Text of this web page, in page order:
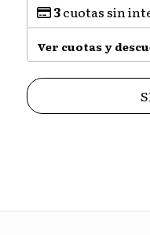
3cuotas sin
Ver cuotas y